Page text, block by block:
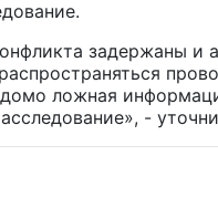
задержаны и
ложная
-